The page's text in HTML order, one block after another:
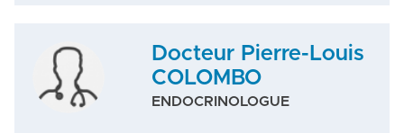
Docteur Pierre-Louis
COLOMBO
ENDOCRINOLOGUE